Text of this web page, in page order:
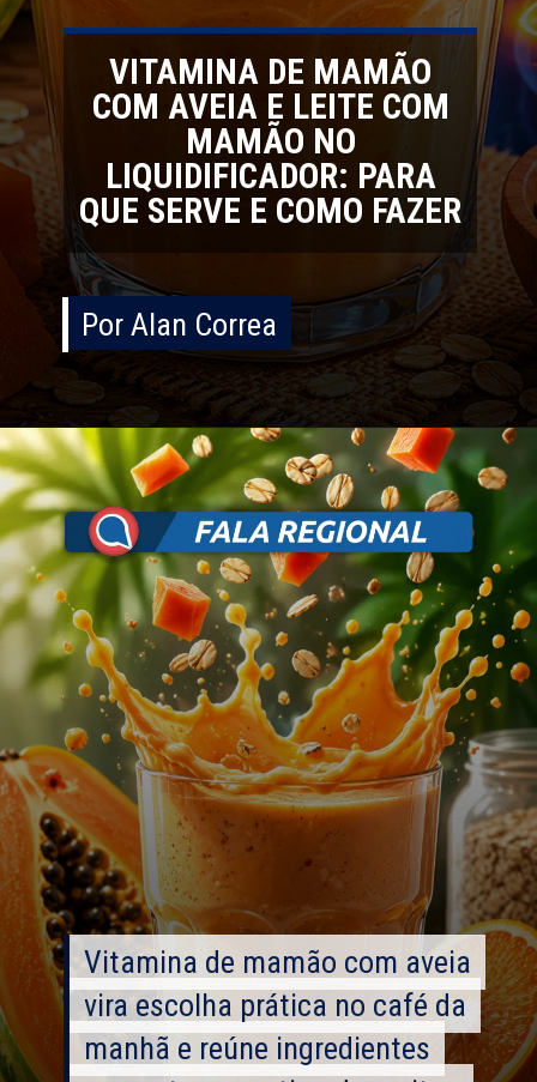
Por Alan Correa
Por Alan Correa
VITAMINA DE MAMÃO
COM AVEIA E LEITE COM
MAMÃO NO
LIQUIDIFICADOR: PARA
QUE SERVE E COMO FAZER
Vitamina de mamão com aveia
vira escolha prática no café da
manhã e reúne ingredientes
Vitamina de mamão com aveia
vira escolha prática no café da
manhã e reúne ingredientes